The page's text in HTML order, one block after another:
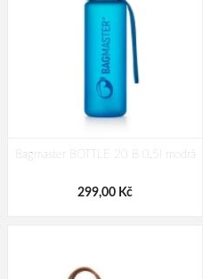
02 červená 32 L
Bagmaster BOTTLE 20 B 0,5l modrá
299,00 Kč